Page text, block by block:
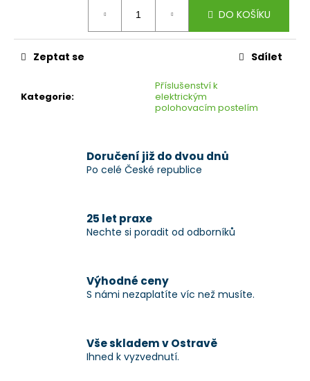
DO KOŠÍKU
Kategorie:
Příslušenství k
elektrickým
polohovacím postelím
Zeptat se Sdílet
Doručení již do dvou dnů
Po celé České republice
25 let praxe
Nechte si poradit od odborníků
Výhodné ceny
S námi nezaplatíte víc než musíte.
Vše skladem v Ostravě
Ihned k vyzvednutí.